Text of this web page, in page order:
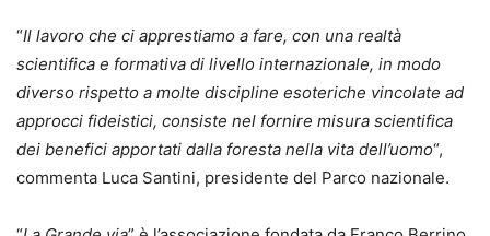
“Il lavoro che ci apprestiamo a fare, con una realtà
scientifica e formativa di livello internazionale, in modo
diverso rispetto a molte discipline esoteriche vincolate ad
approcci fideistici, consiste nel fornire misura scientifica
dei benefici apportati dalla foresta nella vita dell’uomo“,
commenta Luca Santini, presidente del Parco nazionale.